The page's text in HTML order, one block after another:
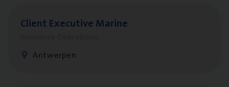
Client Exe­cu­ti­ve Marine
Antwerpen